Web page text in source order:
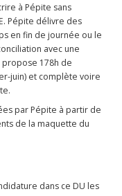
à Pépite sans
Pépite délivre des
en fin de journée ou le
avec une
propose 178h de
juin) et complète voire
par Pépite à partir de
de la maquette du
dans ce DU les